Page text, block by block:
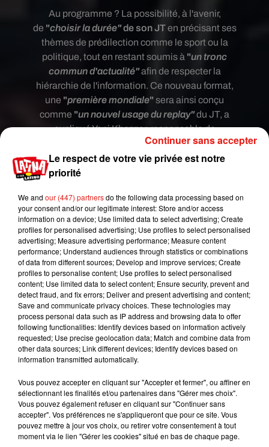
Publié : 16 février 2021 à 18h20 par A.L.
Au programme ? La possibilité, à l'avenir,
de "choisir la durée" de son JTen précisant ses
thèmes de prédilection comme le sport ou la
politique, tout en restant soumis à "un tronc
commun d'actualité" afin de respecter la
hiérarchie de l'information. Ce nouveau format,
une "première mondiale"sera ainsi conçu
comme "un nouvel usage du replay"du JT, a
expliqué Yani Khezzar, responsable de
l'innovation pour l'information de TF1. Ce futur
projet, dont le coût est estimé à " plusieurs
centaines de milliers d'euros
pas le 13H ou le 20H par manque de temps ou par
habitude.
Une innovation qui s'inscritdans la lignée des
dernières nouveautésinitiées par la chaîne. En
effet,TF1 vient d'inaugurer sur son compte
instagram une interview "live mensuel"avec le
porte-parole du gouvernement Gabriel Attal. Mais
ce n'est pas tout.La chaîne s'est également
associée à TikTok pour une opération de
sensibilisation des jeunes à l’information. Les
"TikTokers" sélectionnés ont notamment été
invités à réagir à l’actualité de 2020 lors d’un
"challenge" (#CetteNewsQui) lancé par 20
personnalités de TF1. Et enfin, dès mars prochain,
une émission sera lancée sur la plateforme de
streaming Twitch.
Le respect de votre vie privée est notre
priorité
We and our (447) partnersdo the following data processing based on
your consent and/or our legitimate interest: Store and/or access
information on a device; Use limited data to select advertising; Create
profiles for personalised advertising; Use profiles to select personalised
advertising; Measure advertising performance; Measure content
performance; Understand audiences through statistics or combinations
of data from different sources; Develop and improve services; Create
profiles to personalise content; Use profiles to select personalised
content; Use limited data to select content; Ensure security, prevent and
detect fraud, and fix errors; Deliver and present advertising and content;
Save and communicate privacy choices. These technologies may
process personal data such as IP address and browsing data to offer
following functionalities: Identify devices based on information actively
requested; Use precise geolocation data; Match and combine data from
other data sources; Link different devices; Identify devices based on
information transmitted automatically.
Vous pouvez accepter en cliquant sur "Accepter et fermer", ou affiner en
sélectionnant les finalités et/ou partenaires dans "Gérer mes choix".
Vous pouvez également refuser en cliquant sur "Continuer sans
accepter". Vos préférences ne s'appliqueront que pour ce site. Vous
pouvez mettre à jour vos choix, ou retirer votre consentement à tout
moment via le lien "Gérer les cookies" situé en bas de chaque page.
Continuer sans accepter